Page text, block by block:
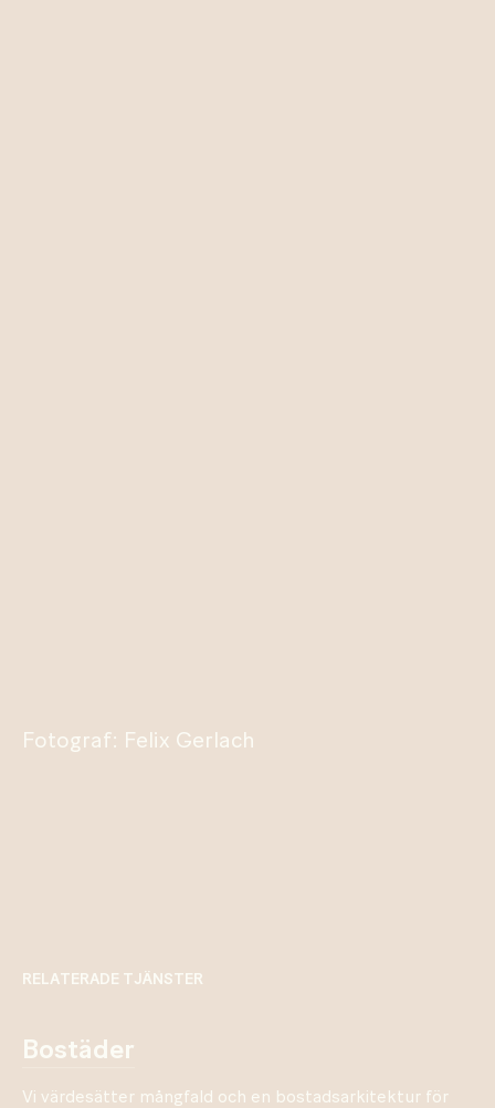
Fotograf: Felix Gerlach
RELATERADE TJÄNSTER
bostäder
Vi värdesätter mångfald och en bostadsarkitektur för